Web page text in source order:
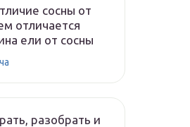
сосны от
отличается
ели от сосны
разобрать и